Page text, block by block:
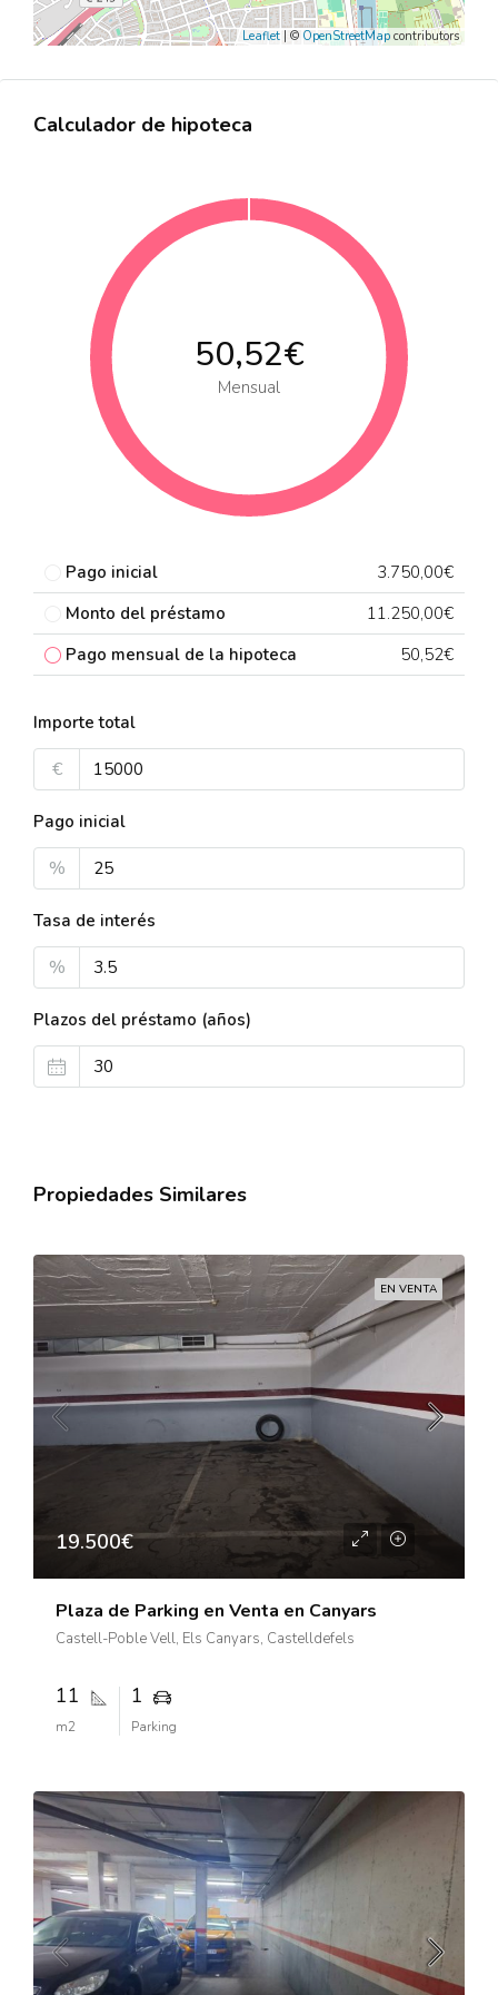
Leaflet | © OpenStreetMap contributors
Calculador de hipoteca
50,52€
Mensual
Pago inicial
3.750,00€
Monto del préstamo
11.250,00€
Pago mensual de la hipoteca
50,52€
Importe total
€
Pago inicial
%
Tasa de interés
%
Plazos del préstamo (años)
Propiedades Similares
EN VENTA
19.500€
Plaza de Parking en Venta en Canyars
Castell-Poble Vell, Els Canyars, Castelldefels
11
m2
1
Parking